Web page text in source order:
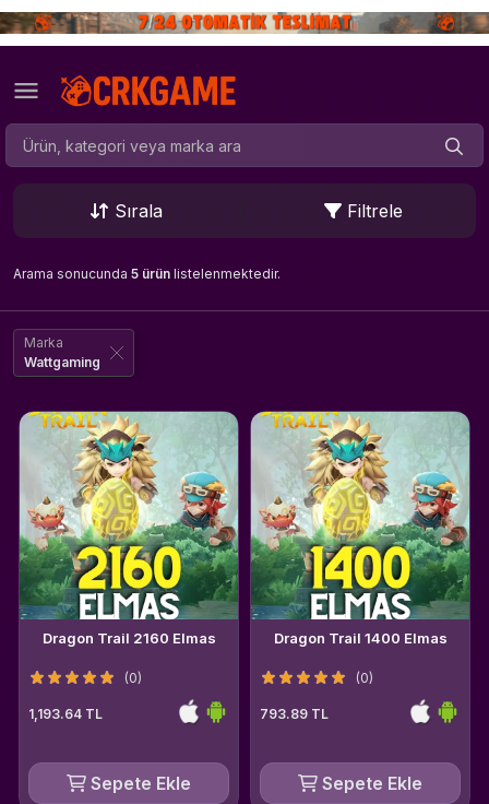
Sırala Filtrele
Arama sonucunda 5 ürün listelenmektedir.
Marka
Wattgaming
Dragon Trail 2160 Elmas
(0)
1,193.64 TL
Sepete Ekle
Dragon Trail 1400 Elmas
(0)
793.89 TL
Sepete Ekle